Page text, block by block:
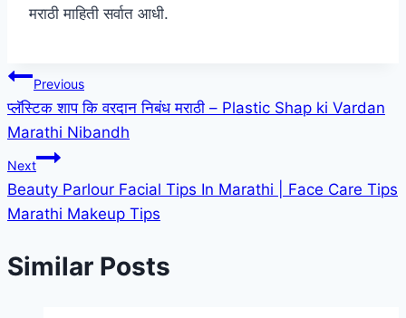
मराठी माहिती सर्वात आधी.
Post
navigation
Previous
प्लॅस्टिक शाप कि वरदान निबंध मराठी – Plastic Shap ki Vardan
Marathi Nibandh
Next
Beauty Parlour Facial Tips In Marathi | Face Care Tips
Marathi Makeup Tips
Similar Posts